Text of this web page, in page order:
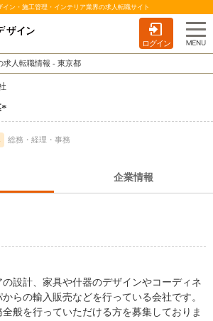
イン・施工管理・インテリア業界の求人転職サイト
ログイン
求人転職情報 - 東京都
*
総務・経理・事務
企業情報
設計、家具や什器のデザインやコーディネ
らの輸入販売などを行っている会社です。
般を行っていただける方を募集しておりま